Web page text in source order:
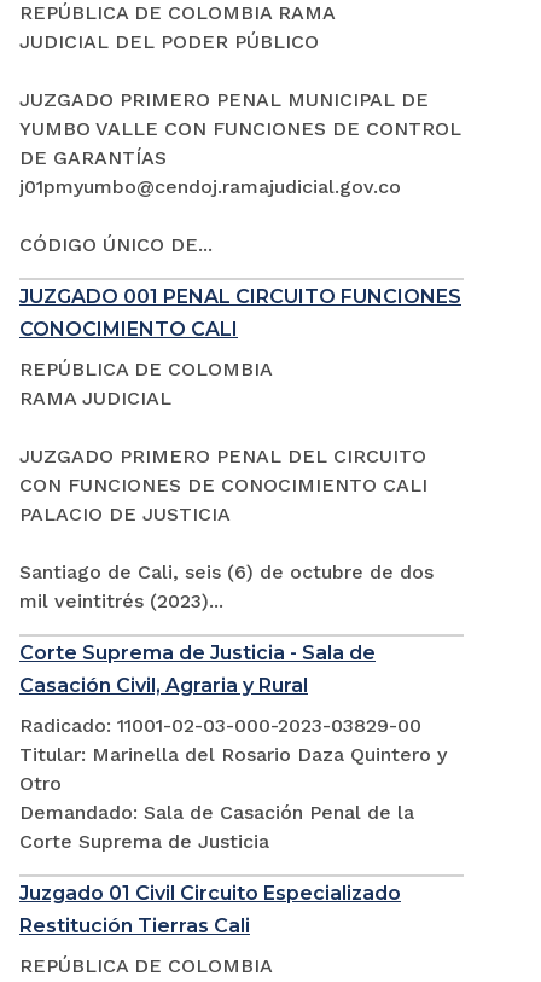
REPÚBLICA DE COLOMBIA RAMA
JUDICIAL DEL PODER PÚBLICO
JUZGADO PRIMERO PENAL MUNICIPAL DE
YUMBO VALLE CON FUNCIONES DE CONTROL
DE GARANTÍAS
j01pmyumbo@cendoj.ramajudicial.gov.co
CÓDIGO ÚNICO DE...
JUZGADO 001 PENAL CIRCUITO FUNCIONES
CONOCIMIENTO CALI
REPÚBLICA DE COLOMBIA
RAMA JUDICIAL
JUZGADO PRIMERO PENAL DEL CIRCUITO
CON FUNCIONES DE CONOCIMIENTO CALI
PALACIO DE JUSTICIA
Santiago de Cali, seis (6) de octubre de dos
mil veintitrés (2023)...
Corte Suprema de Justicia - Sala de
Casación Civil, Agraria y Rural
Radicado: 11001-02-03-000-2023-03829-00
Titular: Marinella del Rosario Daza Quintero y
Otro
Demandado: Sala de Casación Penal de la
Corte Suprema de Justicia
Juzgado 01 Civil Circuito Especializado
Restitución Tierras Cali
REPÚBLICA DE COLOMBIA